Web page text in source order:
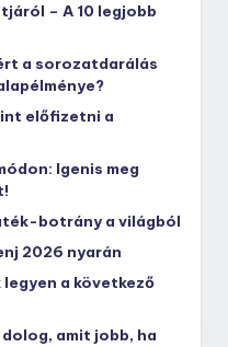
– A 10 legjobb
a sorozatdarálás
előfizetni a
Igenis meg
botrány a világból
2026 nyarán
a következő
amit jobb, ha